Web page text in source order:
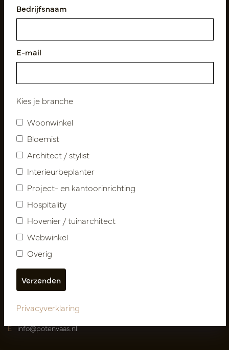
Volg ons
Nieuwsbrief
Klantenservice
Contact
Privacy Policy
Leveringsvoorwaarden
Catalogi
Mijn bestellingen
Mijn favorieten
00(31)-13 5213002
E info@potenvaas.nl
Bedrijfsnaam
E-mail
Kies je branche
Woonwinkel
Bloemist
Architect / stylist
Interieurbeplanter
Project- en kantoorinrichting
Hospitality
Hovenier / tuinarchitect
Webwinkel
Overig
Privacyverklaring